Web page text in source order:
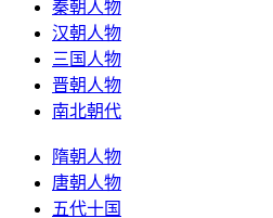
秦朝人物
汉朝人物
三国人物
晋朝人物
南北朝代
隋朝人物
唐朝人物
五代十国